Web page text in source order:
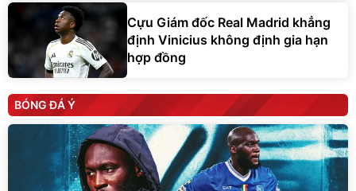
Cựu Giám đốc Real Madrid khẳng
định Vinicius không định gia hạn
hợp đồng
BÓNG ĐÁ Ý